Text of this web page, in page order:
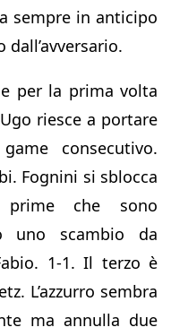
sempre in anticipo
per la prima volta
riesce a portare
consecutivo.
Fognini si sblocca
che sono
uno scambio da
1-1. Il terzo è
L’azzurro sembra
ma annulla due